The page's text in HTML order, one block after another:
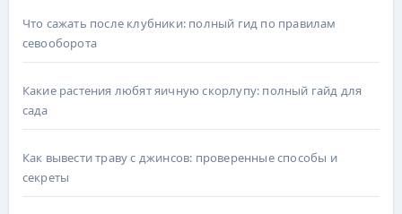
Что сажать после клубники: полный гид по правилам
севооборота
Какие растения любят яичную скорлупу: полный гайд для
сада
Как вывести траву с джинсов: проверенные способы и
секреты